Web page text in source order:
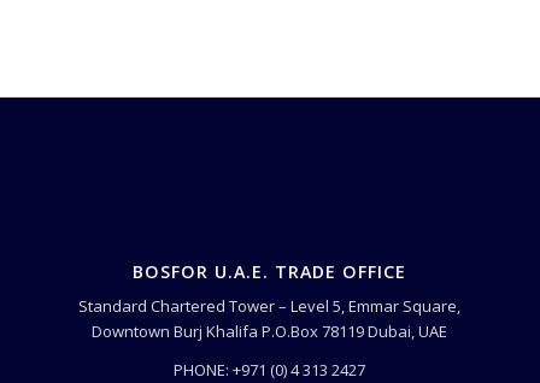
BOSFOR U.A.E. TRADE OFFICE
Standard Chartered Tower – Level 5, Emmar Square,
Downtown Burj Khalifa P.O.Box 78119 Dubai, UAE
PHONE: +971 (0) 4 313 2427